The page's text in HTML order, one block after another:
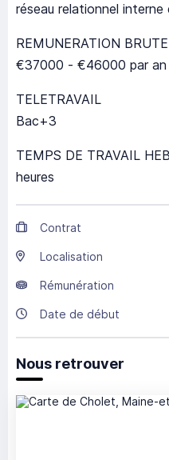
réseau relationnel
REMUNERATION
€37000 - €46000 par an
TELETRAVAIL
Bac+3
TEMPS DE TRAVAIL
heures
Contrat
Localisation
Rémunération
Date de début
Nous retrouver